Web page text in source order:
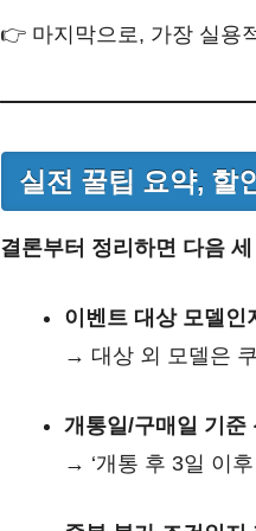
👉 마지막으로, 가장 실용
실전 꿀팁 요약, 할
결론부터 정리하면 다음
이벤트 대상 모델인
→ 대상 외 모델은
개통일/구매일 기준
→ ‘개통 후 3일 이